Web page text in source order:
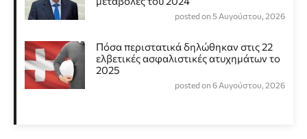
posted on 5 Αυγούστου, 2026
Πόσα περιστατικά δηλώθηκαν στις 22
ελβετικές ασφαλιστικές ατυχημάτων το
2025
posted on 6 Αυγούστου, 2026